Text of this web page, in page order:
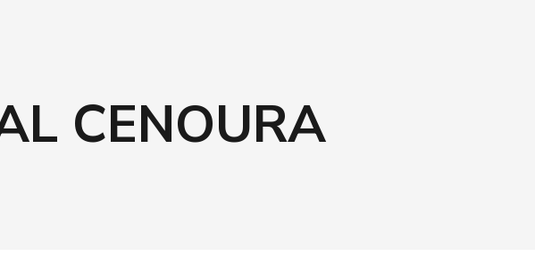
CENOURA